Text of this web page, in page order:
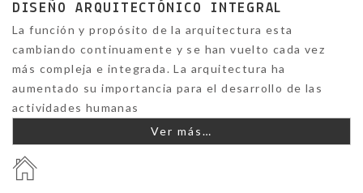
DISEÑO ARQUITECTÓNICO INTEGRAL
La función y propósito de la arquitectura esta
cambiando continuamente y se han vuelto cada vez
más compleja e integrada. La arquitectura ha
aumentado su importancia para el desarrollo de las
actividades humanas
Ver más…